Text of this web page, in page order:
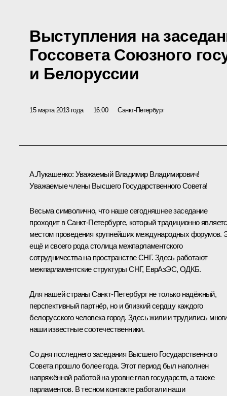
Выступления на
Госсовета Союзного
и Белоруссии
15 марта 2013 года 16:00 Санкт-Петербург
А.Лукашенко: Уважаемый Владимир Владимирович!
Уважаемые члены Высшего Государственного Совета!
Весьма символично, что наше сегодняшнее заседание
проходит в Санкт-Петербурге, который традиционно
местом проведения крупнейших международных форумов.
ещё и своего рода столица межпарламентского
сотрудничества на пространстве СНГ. Здесь работают
межпарламентские структуры СНГ, ЕврАзЭС, ОДКБ.
Для нашей страны Санкт-Петербург не только надёжный,
перспективный партнёр, но и близкий сердцу каждого
белорусского человека город. Здесь жили и трудились
наши известные соотечественники.
Со дня последнего заседания Высшего Государственного
Совета прошло более года. Этот период был наполнен
напряжённой работой на уровне глав государств, а также
парламентов. В тесном контакте работали наши